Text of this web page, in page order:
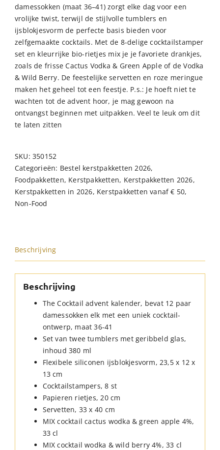
dames­sokken (maat 36–41) zorgt elke dag voor een
vrolijke twist, terwijl de stijlvolle tumblers en
ijsblokjesvorm de perfecte basis bieden voor
zelfgemaakte cocktails. Met de 8-delige cocktailstamper
set en kleurrijke bio-rietjes mix je je favoriete drankjes,
zoals de frisse Cactus Vodka & Green Apple of de Vodka
& Wild Berry. De feestelijke servetten en roze meringue
maken het geheel tot een feestje. P.s.: Je hoeft niet te
wachten tot de advent hoor, je mag gewoon na
ontvangst beginnen met uitpakken. Veel te leuk om dit
te laten zitten
SKU:350152
Categorieën: Bestel kerstpakketten 2026,
Foodpakketten, Kerstpakketten, Kerstpakketten 2026,
Kerstpakketten in 2026, Kerstpakketten vanaf € 50,
Non-Food
Beschrijving
Beschrijving
The Cocktail advent kalender, bevat 12 paar
damessokken elk met een uniek cocktail-
ontwerp, maat 36-41
Set van twee tumblers met geribbeld glas,
inhoud 380 ml
Flexibele siliconen ijsblokjesvorm, 23,5 x 12 x
13 cm
Cocktailstampers, 8 st
Papieren rietjes, 20 cm
Servetten, 33 x 40 cm
MIX cocktail cactus wodka & green apple 4%,
33 cl
MIX cocktail wodka & wild berry 4%, 33 cl